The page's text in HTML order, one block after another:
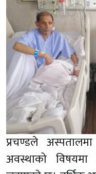
प्रचण्डले
अवस्थाको